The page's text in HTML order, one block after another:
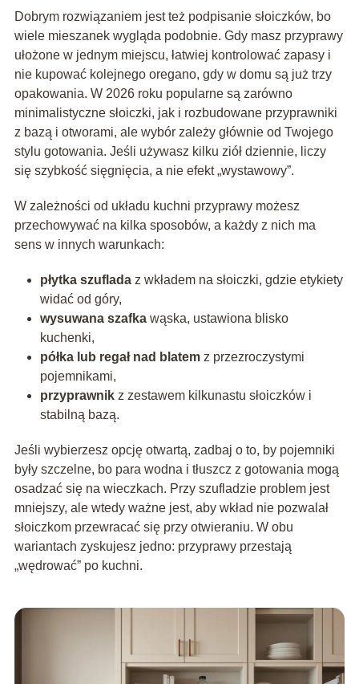
Dobrym rozwiązaniem jest też podpisanie słoiczków, bo
wiele mieszanek wygląda podobnie. Gdy masz przyprawy
ułożone w jednym miejscu, łatwiej kontrolować zapasy i
nie kupować kolejnego oregano, gdy w domu są już trzy
opakowania. W 2026 roku popularne są zarówno
minimalistyczne słoiczki, jak i rozbudowane przyprawniki
z bazą i otworami, ale wybór zależy głównie od Twojego
stylu gotowania. Jeśli używasz kilku ziół dziennie, liczy
się szybkość sięgnięcia, a nie efekt „wystawowy”.
W zależności od układu kuchni przyprawy możesz
przechowywać na kilka sposobów, a każdy z nich ma
sens w innych warunkach:
płytka szufladaz wkładem na słoiczki, gdzie etykiety
widać od góry,
wysuwana szafkawąska, ustawiona blisko
kuchenki,
półka lub regał nad blatemz przezroczystymi
pojemnikami,
przyprawnikz zestawem kilkunastu słoiczków i
stabilną bazą.
Jeśli wybierzesz opcję otwartą, zadbaj o to, by pojemniki
były szczelne, bo para wodna i tłuszcz z gotowania mogą
osadzać się na wieczkach. Przy szufladzie problem jest
mniejszy, ale wtedy ważne jest, aby wkład nie pozwalał
słoiczkom przewracać się przy otwieraniu. W obu
wariantach zyskujesz jedno: przyprawy przestają
„wędrować” po kuchni.